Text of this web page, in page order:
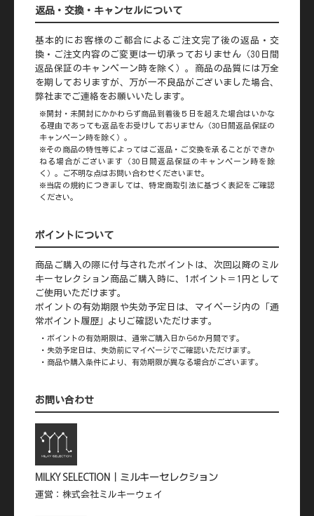
返品・交換・キャンセルについて
基本的にお客様のご都合によるご注文完了後の返品・交
換・ご注文内容のご変更は一切承っておりません（30日間
返品保証のキャンペーン時を除く）。商品の品質には万全
を期しておりますが、万が一不良品がございました場合、
弊社までご連絡をお願いいたします。
※開封・未開封にかかわらず商品到着後５日を超えた場合はいかな
る理由であっても返品をお受けしておりません（30日間返品保証の
キャンペーン時を除く）。
※その商品の特性等によってはご返品・ご交換を承ることができか
ねる場合がございます（30日間返品保証のキャンペーン時を除
く）。ご不明な点はお問い合わせくださいませ。
※当店の規約につきましては、特定商取引法に基づく表記をご確認
ください。
ポイントについて
商品ご購入の際に付与されたポイントは、次回以降のミル
キーセレクション商品ご購入時に、1ポイント＝1円として
ご使用いただけます。
ポイントの有効期限や失効予定日は、マイページ内の「通
常ポイント履歴」よりご確認いただけます。
・ポイントの有効期限は、通常ご購入日から6か月間です。
・失効予定日は、失効前にマイページでご確認いただけます。
・商品や購入条件により、有効期限が異なる場合がございます。
お問い合わせ
MILKY SELECTION｜ミルキーセレクション
運営：株式会社ミルキーウェイ